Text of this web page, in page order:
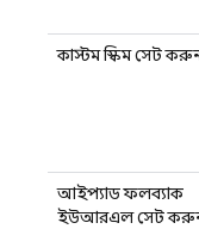
কাস্টম স্কিম সেট
আইপ্যাড ফলব্যাক
ইউআরএল সেট